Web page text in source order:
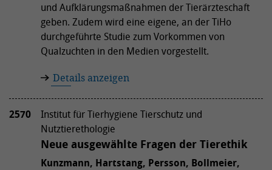
und Aufklärungsmaßnahmen der Tierärzteschaft
geben. Zudem wird eine eigene, an der TiHo
durchgeführte Studie zum Vorkommen von
Qualzuchten in den Medien vorgestellt.
Details anzeigen
2570
Institut für Tierhygiene Tierschutz und
Nutztierethologie
Neue ausgewählte Fragen der Tierethik
Kunzmann, Hartstang, Persson, Bollmeier,